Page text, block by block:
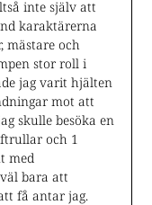
inte själv att
karaktärerna
mästare och
stor roll i
jag varit hjälten
mot att
skulle besöka en
och 1
med
bara att
få antar jag.